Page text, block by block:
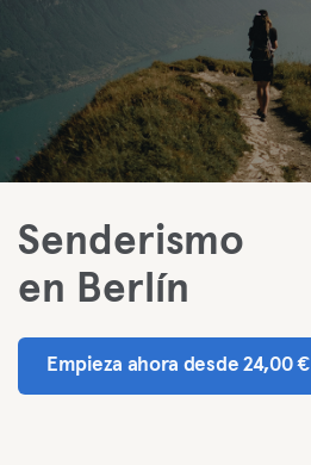
Senderismo
en Berlín
Empieza ahora desde 24,00 €